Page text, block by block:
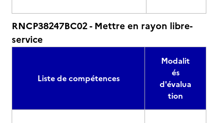
RNCP38247BC02 - Mettre en rayon libre-
service
Liste de compétences
Modalit
és
d'évalua
tion